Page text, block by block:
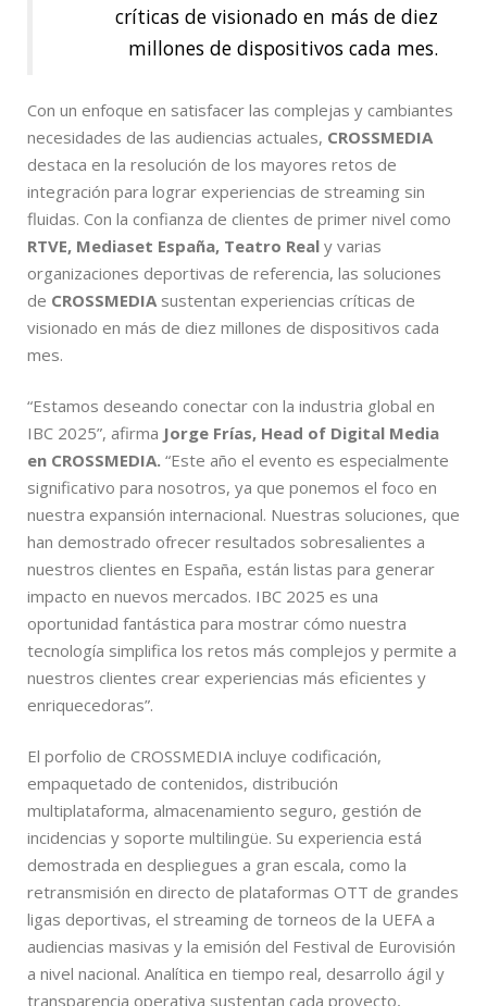
críticas de visionado en más de diez
millones de dispositivos cada mes.
Con un enfoque en satisfacer las complejas y cambiantes
necesidades de las audiencias actuales, CROSSMEDIA
destaca en la resolución de los mayores retos de
integración para lograr experiencias de streaming sin
fluidas. Con la confianza de clientes de primer nivel como
RTVE, Mediaset España, Teatro Real y varias
organizaciones deportivas de referencia, las soluciones
de CROSSMEDIA sustentan experiencias críticas de
visionado en más de diez millones de dispositivos cada
mes.
“Estamos deseando conectar con la industria global en
IBC 2025”, afirma Jorge Frías, Head of Digital Media
en CROSSMEDIA. “Este año el evento es especialmente
significativo para nosotros, ya que ponemos el foco en
nuestra expansión internacional. Nuestras soluciones, que
han demostrado ofrecer resultados sobresalientes a
nuestros clientes en España, están listas para generar
impacto en nuevos mercados. IBC 2025 es una
oportunidad fantástica para mostrar cómo nuestra
tecnología simplifica los retos más complejos y permite a
nuestros clientes crear experiencias más eficientes y
enriquecedoras”.
El porfolio de CROSSMEDIA incluye codificación,
empaquetado de contenidos, distribución
multiplataforma, almacenamiento seguro, gestión de
incidencias y soporte multilingüe. Su experiencia está
demostrada en despliegues a gran escala, como la
retransmisión en directo de plataformas OTT de grandes
ligas deportivas, el streaming de torneos de la UEFA a
audiencias masivas y la emisión del Festival de Eurovisión
a nivel nacional. Analítica en tiempo real, desarrollo ágil y
transparencia operativa sustentan cada proyecto,